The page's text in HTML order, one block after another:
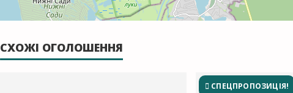
СХОЖІ ОГОЛОШЕННЯ
СПЕЦПРОПОЗИЦІЯ!